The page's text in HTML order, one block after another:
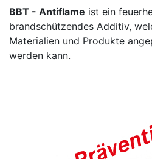
BBT - Antiflame ist ein
brandschützendes Additiv,
Materialien und Produkte
werden kann.